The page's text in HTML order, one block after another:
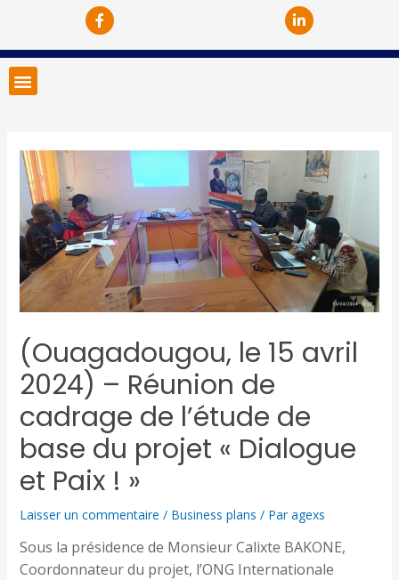
(Ouagadougou, le 15 avril
2024) – Réunion de
cadrage de l’étude de
base du projet « Dialogue
et Paix ! »
Laisser un commentaire / Business plans / Paragexs
Sous la présidence de Monsieur Calixte BAKONE,
Coordonnateur du projet, l’ONG Internationale